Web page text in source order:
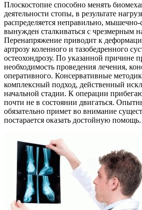
Плоскостопие способно менять
деятельности стопы, в результате
распределяется неправильно,
вынужден сталкиваться с чрезмерным
Перенапряжение приводит к
артрозу коленного и тазобедренного
остеохондрозу. По указанной причине
необходимость проведения лечения,
оперативного. Консервативные
комплексный подход, действенный
начальной стадии. К операции
почти не в состоянии двигаться.
обязательно примет во внимание
постарается оказать достойную помощь.